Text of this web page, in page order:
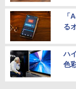
「
る
ハ
色